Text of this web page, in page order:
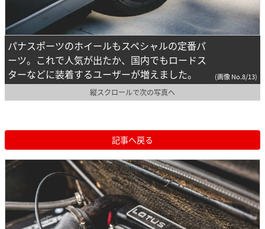
パナスポーツのホイールもスペシャルの定番パ
ーツ。これで人気が出たか、国内でもロードス
ターなどに装着するユーザーが増えました。
(画像 No.8/13)
縦スクロールで次の写真へ
記事へ戻る